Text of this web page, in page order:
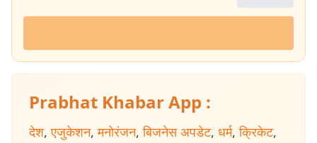
Prabhat Khabar App :
देश, एजुकेशन, मनोरंजन, बिजनेस अपडेट, धर्म, क्रिकेट,